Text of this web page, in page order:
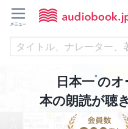
日本一※のオ
本の朗読が聴